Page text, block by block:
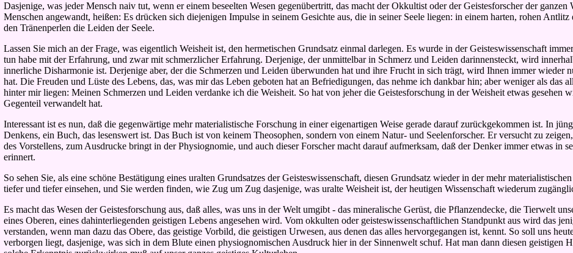
Dasjenige, was jeder Mensch naiv tut, wenn er einem beseelten Wesen gegenübertritt, das macht der Okkultist oder der Geistesforscher der
Menschen angewandt, heißen: Es drücken sich diejenigen Impulse in seinem Gesichte aus, die in seiner Seele liegen: in einem harten, rohen
den Tränenperlen die Leiden der Seele.
Lassen Sie mich an der Frage, was eigentlich Weisheit ist, den hermetischen Grundsatz einmal darlegen. Es wurde in der Geisteswissenschaft
tun habe mit der Erfahrung, und zwar mit schmerzlicher Erfahrung. Derjenige, der unmittelbar in Schmerz und Leiden darinnensteckt, wird
innerliche Disharmonie ist. Derjenige aber, der die Schmerzen und Leiden überwunden hat und ihre Frucht in sich trägt, wird Ihnen immer wieder
hat. Die Freuden und Lüste des Lebens, das, was mir das Leben geboten hat an Befriedigungen, das nehme ich dankbar hin; aber weniger als das
hinter mir liegen: Meinen Schmerzen und Leiden verdanke ich die Weisheit. So hat von jeher die Geistesforschung in der Weisheit etwas gesehen
Gegenteil verwandelt hat.
Interessant ist es nun, daß die gegenwärtige mehr materialistische Forschung in einer eigenartigen Weise gerade darauf zurückgekommen ist. In
Denkens, ein Buch, das lesenswert ist. Das Buch ist von keinem Theosophen, sondern von einem Natur- und Seelenforscher. Er versucht zu
des Vorstellens, zum Ausdrucke bringt in der Physiognomie, und auch dieser Forscher macht darauf aufmerksam, daß der Denker immer etwas in
erinnert.
So sehen Sie, als eine schöne Bestätigung eines uralten Grundsatzes der Geisteswissenschaft, diesen Grundsatz wieder in der mehr
tiefer und tiefer einsehen, und Sie werden finden, wie Zug um Zug dasjenige, was uralte Weisheit ist, der heutigen Wissenschaft wiederum
Es macht das Wesen der Geistesforschung aus, daß alles, was uns in der Welt umgibt - das mineralische Gerüst, die Pflanzendecke, die Tierwelt
eines Oberen, eines dahinterliegenden geistigen Lebens angesehen wird. Vom okkulten oder geisteswissenschaftlichen Standpunkt aus wird das
verstanden, wenn man dazu das Obere, das geistige Vorbild, die geistigen Urwesen, aus denen das alles hervorgegangen ist, kennt. So soll uns
verborgen liegt, dasjenige, was sich in dem Blute einen physiognomischen Ausdruck hier in der Sinnenwelt schuf. Hat man dann diesen geistigen